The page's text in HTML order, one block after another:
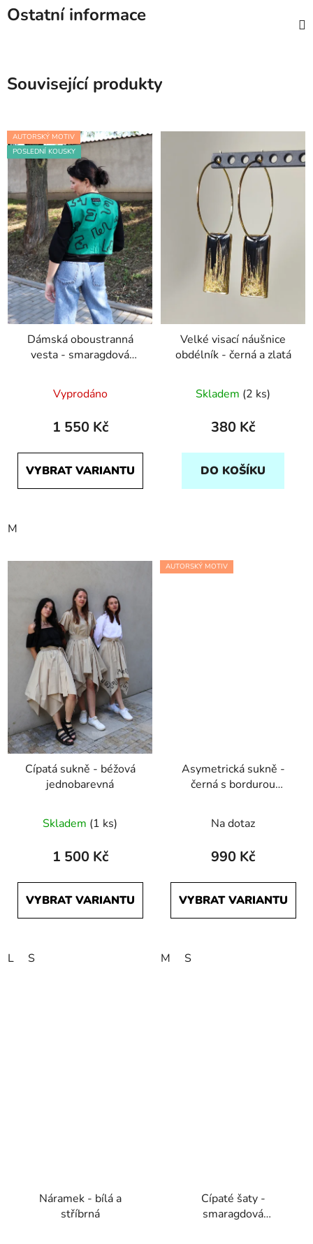
Ostatní informace
Související produkty
AUTORSKÝ MOTIV
POSLEDNÍ KOUSKY
Dámská oboustranná
vesta - smaragdová
hodnocení
produktu
5,0
z
Vyprodáno
1 550 Kč
VYBRAT VARIANTU
M
Velké visací náušnice
obdélník - černá a zlatá
Skladem (2 ks)
380 Kč
DO KOŠÍKU
Cípatá sukně - béžová
jednobarevná
Skladem (1 ks)
1 500 Kč
VYBRAT VARIANTU
L S
AUTORSKÝ MOTIV
Asymetrická sukně -
černá s bordurou
Na dotaz
990 Kč
VYBRAT VARIANTU
M S
Náramek - bílá a
stříbrná
Cípaté šaty -
smaragdová